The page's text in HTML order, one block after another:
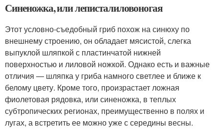
Синеножка, или леписталиловоногая
Этот условно-съедобный гриб похож на синюху по
внешнему строению, он обладает мясистой, слегка
выпуклой шляпкой с пластинчатой нижней
поверхностью и лиловой ножкой. Однако есть и важные
отличия — шляпка у гриба намного светлее и ближе к
белому цвету. Кроме того, произрастает ложная
фиолетовая рядовка, или синеножка, в теплых
субтропических регионах, преимущественно в полях и
лугах, а встретить ее можно уже с середины весны.